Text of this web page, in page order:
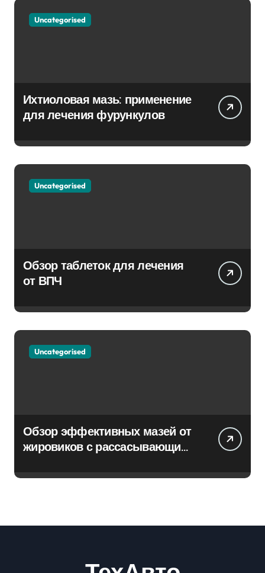
Uncategorised
Ихтиоловая мазь: применение
для лечения фурункулов
Uncategorised
Обзор таблеток для лечения
от ВПЧ
Uncategorised
Обзор эффективных мазей от
жировиков с рассасывающим